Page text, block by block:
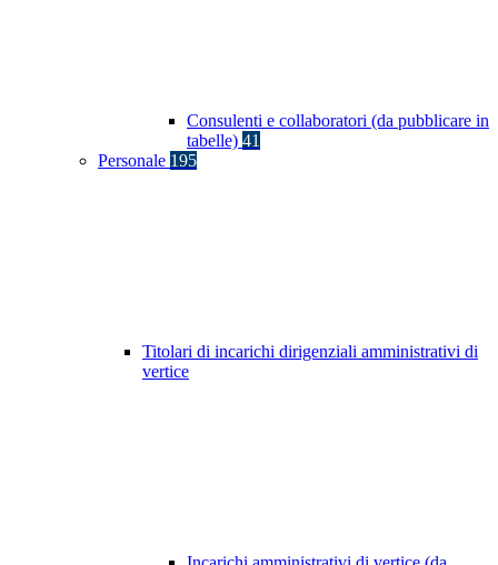
Consulenti e collaboratori (da pubblicare in
tabelle) 41
Personale 195
Titolari di incarichi dirigenziali amministrativi di
vertice